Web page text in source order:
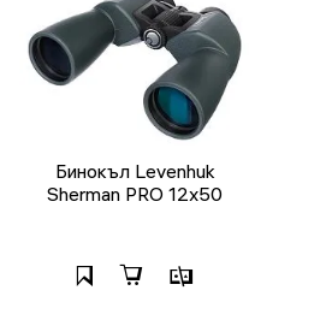
Бинокъл Levenhuk
Sherman PRO 12x50